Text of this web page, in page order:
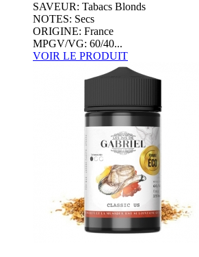
SAVEUR: Tabacs Blonds
NOTES: Secs
ORIGINE: France
MPGV/VG: 60/40...
VOIR LE PRODUIT